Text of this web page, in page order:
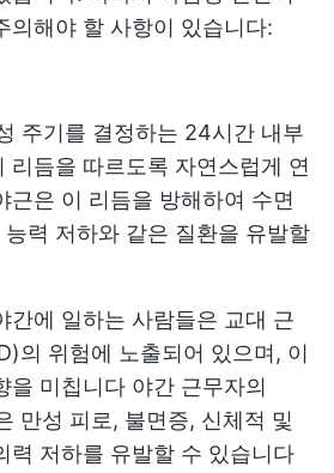
의해야 할 사항이 있습니다:
주기를 결정하는 24시간 내부
리듬을 따르도록 자연스럽게 연
근은 이 리듬을 방해하여 수면
력 저하와 같은 질환을 유발할
간에 일하는 사람들은 교대 근
의 위험에 노출되어 있으며, 이
을 미칩니다 야간 근무자의
만성 피로, 불면증, 신체적 및
력 저하를 유발할 수 있습니다